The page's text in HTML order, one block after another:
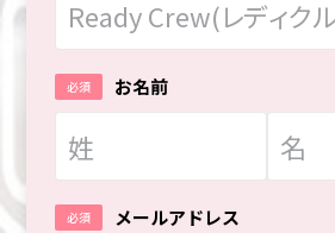
お名前
メールアドレス